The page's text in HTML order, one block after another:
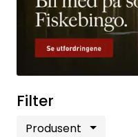
Filter
Produsent